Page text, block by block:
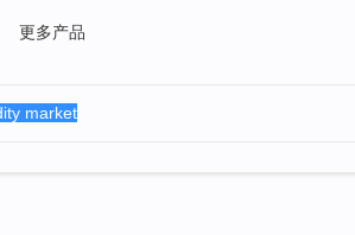
更多产品